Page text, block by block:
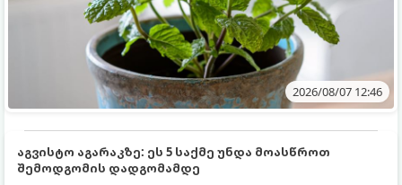
2026/08/07 12:46
აგვისტო აგარაკზე: ეს 5 საქმე უნდა მოასწროთ
შემოდგომის დადგომამდე